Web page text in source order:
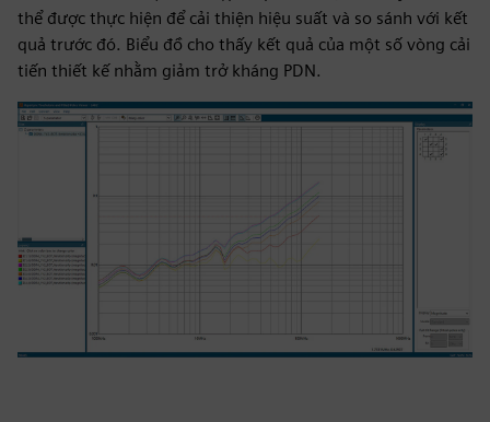
thể được thực hiện để cải thiện hiệu suất và so sánh với kết
quả trước đó. Biểu đồ cho thấy kết quả của một số vòng cải
tiến thiết kế nhằm giảm trở kháng PDN.